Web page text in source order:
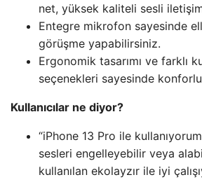
net, yüksek kaliteli sesli
Entegre mikrofon sayesinde
görüşme yapabilirsiniz.
Ergonomik tasarımı ve farklı
seçenekleri sayesinde konforlu
Kullanıcılar ne diyor?
“iPhone 13 Pro ile
sesleri engelleyebilir veya
kullanılan ekolayzır ile iyi